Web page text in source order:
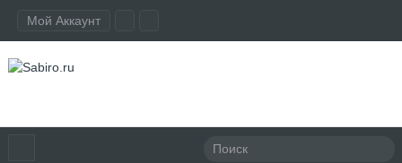
Мой Аккаунт